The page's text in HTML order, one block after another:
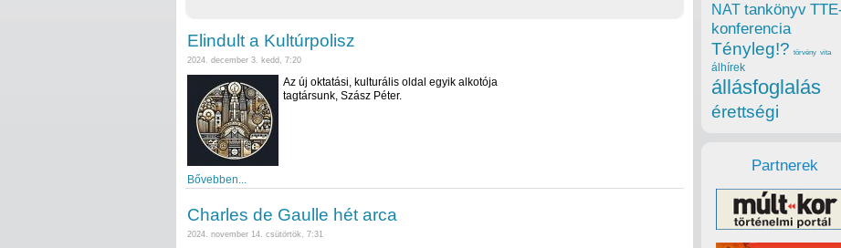
Elindult a Kultúrpolisz
2024. december 3. kedd, 7:20
Az új oktatási, kulturális oldal egyik alkotója
tagtársunk, Szász Péter.
Bővebben...
Charles de Gaulle hét arca
2024. november 14. csütörtök, 7:31
NAT tankönyv
konferencia
Tényleg!? törvény vita
álhírek
állásfoglalás
érettségi
Partnerek